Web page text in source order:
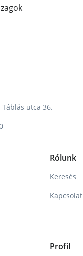
utca 36.
Rólunk
Keresés
Kapcsolat
Profil